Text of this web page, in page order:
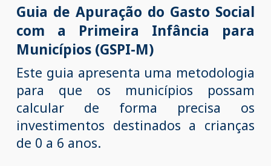
Guia de Apuração do Gasto Social
com a Primeira Infância para
Municípios (GSPI-M)
Este guia apresenta uma metodologia
para que os municípios possam
calcular de forma precisa os
investimentos destinados a crianças
de 0 a 6 anos.